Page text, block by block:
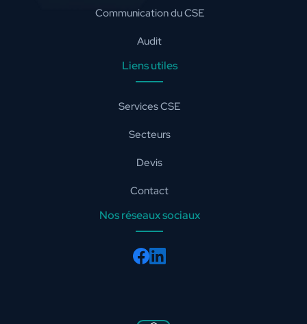
Communication du CSE
Audit
Liens utiles
Services CSE
Secteurs
Devis
Contact
Nos réseaux sociaux